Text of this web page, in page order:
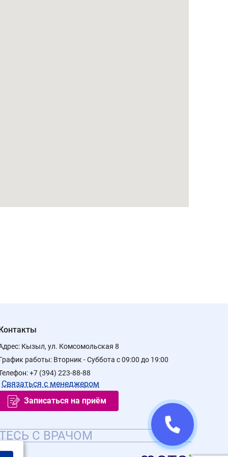
Кызыл, ул. Комсомольская 8
работы: Вторник - Суббота с 09:00 до 19:00
+7 (394) 223-88-88
Связаться с менеджером
Записаться на приём
С ВРАЧОМ